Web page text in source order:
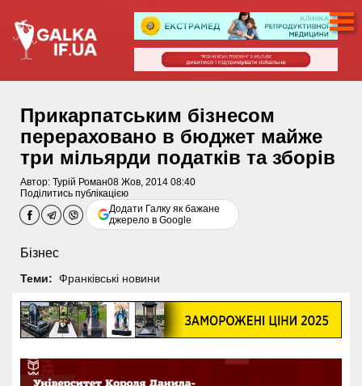
Прикарпатським бізнесом
перераховано в бюджет майже
три мільярди податків та зборів
Автор: Турій Роман08 Жов, 2014 08:40
Поділитись публікацією
Додати Галку як бажане
джерело в Google
Бізнес
Теми: Франківські новини